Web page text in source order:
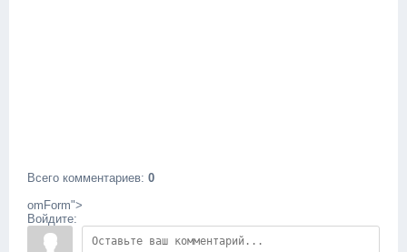
Всего комментариев: 0
omForm">
Войдите: